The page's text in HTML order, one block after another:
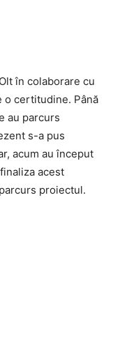
în colaborare cu
o certitudine. Până
au parcurs
s-a pus
acum au început
acest
proiectul.